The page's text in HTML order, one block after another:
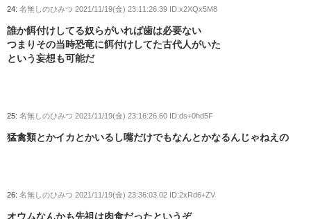
24: 名無しのひみつ 2021/11/19(金) 23:11:26.39 ID:x2XQx5M8
誰か餌付けしてる奴らがいれば歯は必要ない
つまりその当時恐竜に餌付けしてた古代人がいた
という妄想も可能だ
25: 名無しのひみつ 2021/11/19(金) 23:16:26.60 ID:ds+0hd5F
猛禽類とかイカとかいるし嘴だけでもなんとかなるんじゃねえの
26: 名無しのひみつ 2021/11/19(金) 23:36:03.02 ID:2xRd6+ZV
オウムなんかも先祖は肉食だったというぞ